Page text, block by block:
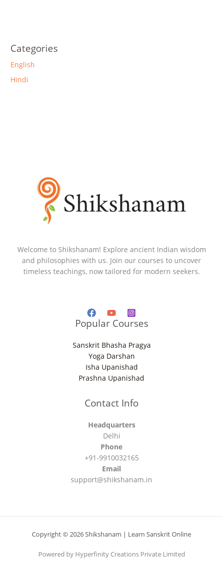
Categories
English
Hindi
Welcome to Shikshanam! Explore ancient Indian wisdom
and philosophies with us. Join our courses to uncover
timeless teachings, now tailored for modern seekers.
Popular Courses
Sanskrit Bhasha Pragya
Yoga Darshan
Isha Upanishad
Prashna Upanishad
Contact Info
Headquarters
Delhi
Phone
+91-9910032165
Email
support@shikshanam.in
Copyright © 2026 Shikshanam | Learn Sanskrit Online
Powered by Hyperfinity Creations Private Limited